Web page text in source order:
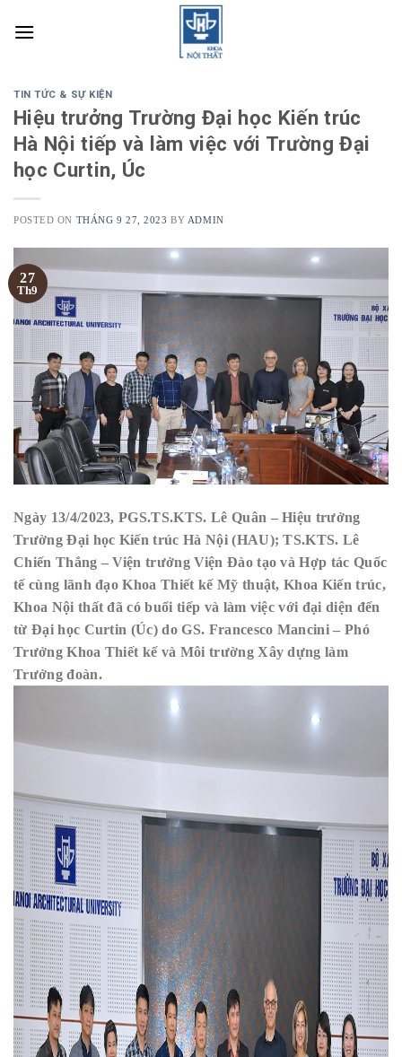
TIN TỨC & SỰ KIỆN
Hiệu trưởng Trường Đại học Kiến trúc
Hà Nội tiếp và làm việc với Trường Đại
học Curtin, Úc
POSTED ON THÁNG 9 27, 2023 BY ADMIN
27
Th9
Ngày 13/4/2023, PGS.TS.KTS. Lê Quân – Hiệu trưởng
Trường Đại học Kiến trúc Hà Nội (HAU); TS.KTS. Lê
Chiến Thắng – Viện trưởng Viện Đào tạo và Hợp tác Quốc
tế cùng lãnh đạo Khoa Thiết kế Mỹ thuật, Khoa Kiến trúc,
Khoa Nội thất đã có buổi tiếp và làm việc với đại diện đến
từ Đại học Curtin (Úc) do GS. Francesco Mancini – Phó
Trưởng Khoa Thiết kế và Môi trường Xây dựng làm
Trưởng đoàn.